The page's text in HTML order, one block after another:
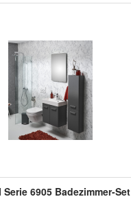
Serie 6905 Badezimmer-Set